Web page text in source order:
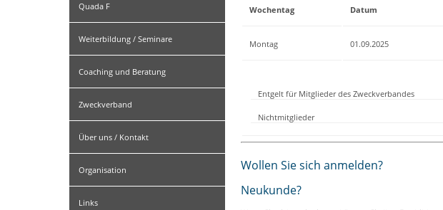
Quada F
Weiterbildung / Seminare
Coaching und Beratung
Zweckverband
Über uns / Kontakt
Organisation
Links
Wochentag Datum
Montag 01.09.2025
Entgelt für Mitglieder des Zweckverbandes
Nichtmitglieder
Wollen Sie sich anmelden?
Neukunde?